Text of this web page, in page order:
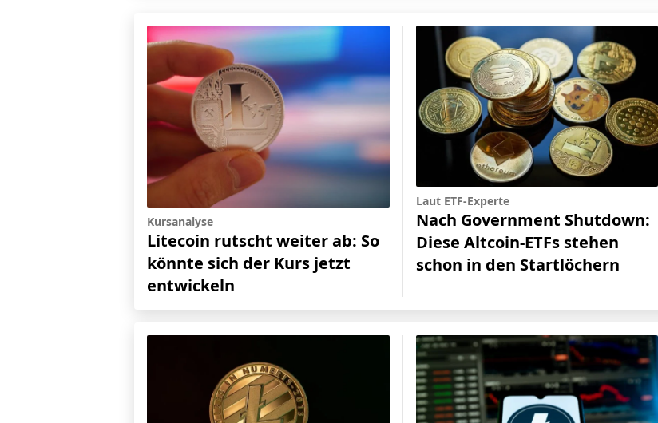
Kursanalyse
Litecoin rutscht weiter ab: So
könnte sich der Kurs jetzt
entwickeln
Laut ETF-Experte
Nach Government Shutdown:
Diese Altcoin-ETFs stehen
schon in den Startlöchern